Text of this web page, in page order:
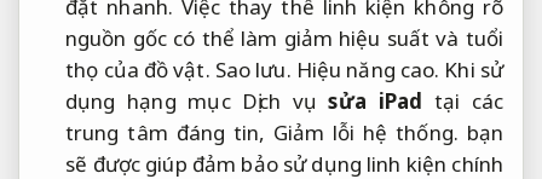
đặt nhanh. Việc thay thế linh kiện không rõ
nguồn gốc có thể làm giảm hiệu suất và tuổi
thọ của đồ vật. Sao lưu. Hiệu năng cao. Khi sử
dụng hạng mục Dịch vụsửa iPad tại các
trung tâm đáng tin, Giảm lỗi hệ thống. bạn
sẽ được giúp đảm bảo sử dụng linh kiện chính